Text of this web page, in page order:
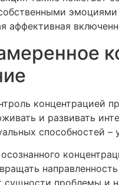
аффективная
концентрацией
и развивать
способностей